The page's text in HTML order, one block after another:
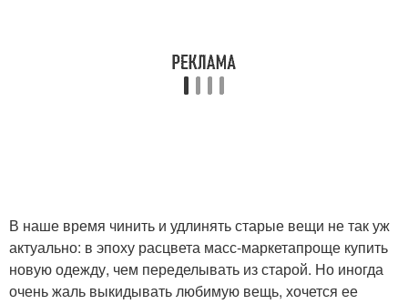
В наше время чинить и удлинять старые вещи не так уж
актуально: в эпоху расцвета масс-маркетапроще купить
новую одежду, чем переделывать из старой. Но иногда
очень жаль выкидывать любимую вещь, хочется ее